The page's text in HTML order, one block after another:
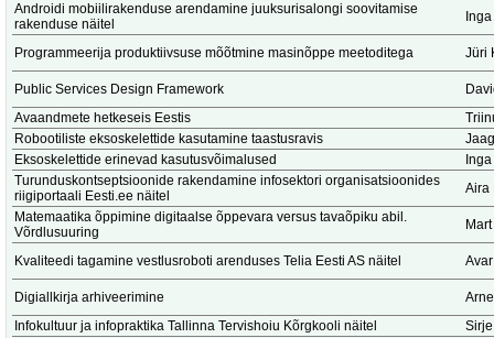
Androidi mobiilirakenduse arendamine juuksurisalongi soovitamise
rakenduse näitel
Programmeerija produktiivsuse mõõtmine masinõppe meetoditega Jüri
Public Services Design Framework
Avaandmete hetkeseis Eestis
Robootiliste eksoskelettide kasutamine taastusravis
Eksoskelettide erinevad kasutusvõimalused
Turunduskontseptsioonide rakendamine infosektori organisatsioonides
riigiportaali Eesti.ee näitel
Aira
Matemaatika õppimine digitaalse õppevara versus tavaõpiku abil.
Võrdlusuuring
Kvaliteedi tagamine vestlusroboti arenduses Telia Eesti AS näitel
Digiallkirja arhiveerimine
Infokultuur ja infopraktika Tallinna Tervishoiu Kõrgkooli näitel